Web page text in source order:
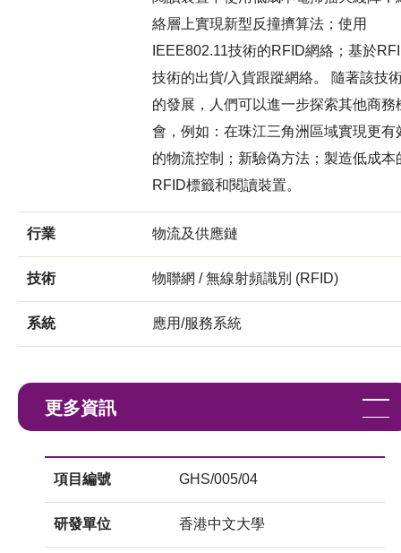
絡層上實現新型反撞擠算法；使用
IEEE802.11技術的RFID網絡；基於
技術的出貨/入貨跟蹤網絡。 隨著該技
的發展，人們可以進一步探索其他商務
會，例如：在珠江三角洲區域實現更有
的物流控制；新驗偽方法；製造低成本
RFID標籤和閱讀裝置。
行業 物流及供應鏈
技術 物聯網 / 無線射頻識別 (RFID)
系統 應用/服務系統
更多資訊
項目編號 GHS/005/04
研發單位 香港中文大學